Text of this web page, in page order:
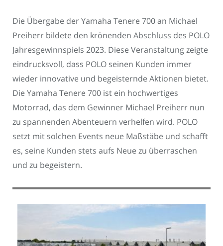
Die Übergabe der Yamaha Tenere 700 an Michael
Preiherr bildete den krönenden Abschluss des POLO
Jahresgewinnspiels 2023. Diese Veranstaltung zeigte
eindrucksvoll, dass POLO seinen Kunden immer
wieder innovative und begeisternde Aktionen bietet.
Die Yamaha Tenere 700 ist ein hochwertiges
Motorrad, das dem Gewinner Michael Preiherr nun
zu spannenden Abenteuern verhelfen wird. POLO
setzt mit solchen Events neue Maßstäbe und schafft
es, seine Kunden stets aufs Neue zu überraschen
und zu begeistern.